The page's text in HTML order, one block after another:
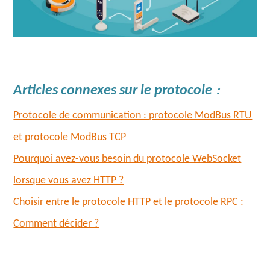
Articles connexes sur le protocole ：
Protocole de communication : protocole ModBus RTU
et protocole ModBus TCP
Pourquoi avez-vous besoin du protocole WebSocket
lorsque vous avez HTTP ?
Choisir entre le protocole HTTP et le protocole RPC :
Comment décider ?